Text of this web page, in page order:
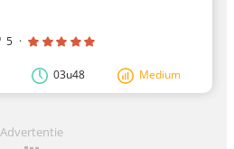
5 ·
03u48 Medium
Advertentie